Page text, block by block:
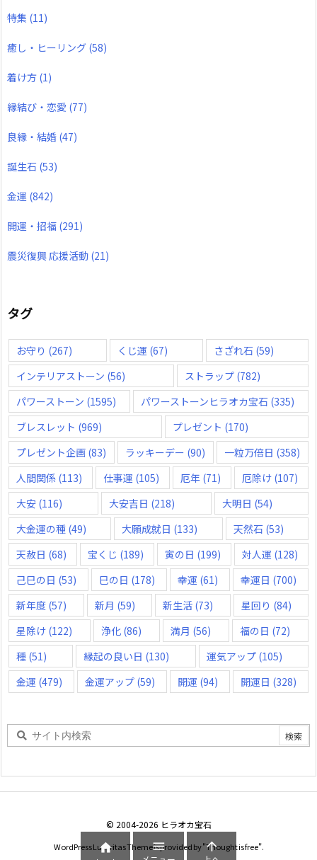
特集 (11)
癒し・ヒーリング (58)
着け方 (1)
縁結び・恋愛 (77)
良縁・結婚 (47)
誕生石 (53)
金運 (842)
開運・招福 (291)
震災復興 応援活動 (21)
タグ
お守り (267) くじ運 (67) さざれ石 (59)
インテリアストーン (56) ストラップ(782)
パワーストーン (1595) パワーストーンヒラオカ宝石 (335)
ブレスレット (969) プレゼント (170)
プレゼント企画 (83) ラッキーデー (90) 一粒万倍日 (358)
人間関係 (113) 仕事運 (105) 厄年 (71) 厄除け (107)
大安 (116) 大安吉日 (218) 大明日 (54)
大金運の種 (49) 大願成就日 (133) 天然石 (53)
天赦日 (68) 宝くじ (189) 寅の日 (199) 対人運 (128)
己巳の日 (53) 巳の日 (178) 幸運 (61) 幸運日 (700)
新年度 (57) 新月 (59) 新生活 (73) 星回り (84)
星除け (122) 浄化 (86) 満月 (56) 福の日 (72)
種 (51) 縁起の良い日 (130) 運気アップ(105)
金運 (479) 金運アップ (59) 開運 (94) 開運日 (328)
© 2004-2026 ヒラオカ宝石
WordPress Luxeritas Theme is provided by "Thought is free".
  